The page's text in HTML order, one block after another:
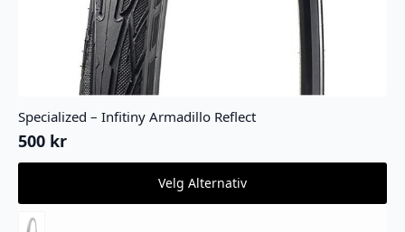
Specialized – Infitiny Armadillo Reflect
500 kr
Velg Alternativ
Dette
har
flere